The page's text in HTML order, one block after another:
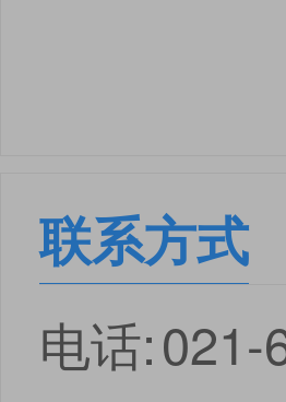
联系方式
电话:021-